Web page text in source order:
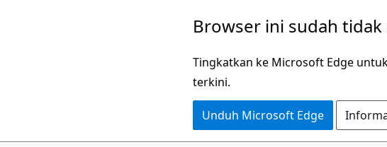
Browser ini sudah
Tingkatkan ke Microsoft Edge
terkini.
Unduh Microsoft Edge